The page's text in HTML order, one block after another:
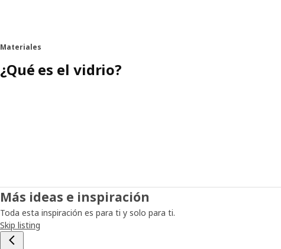
Materiales
¿Qué es el vidrio?
Más ideas e inspiración
Toda esta inspiración es para ti y solo para ti.
Skip listing